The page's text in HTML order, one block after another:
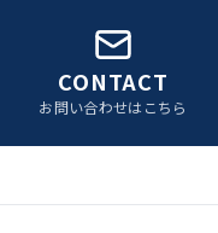
CONTACT
お問い合わせはこちら